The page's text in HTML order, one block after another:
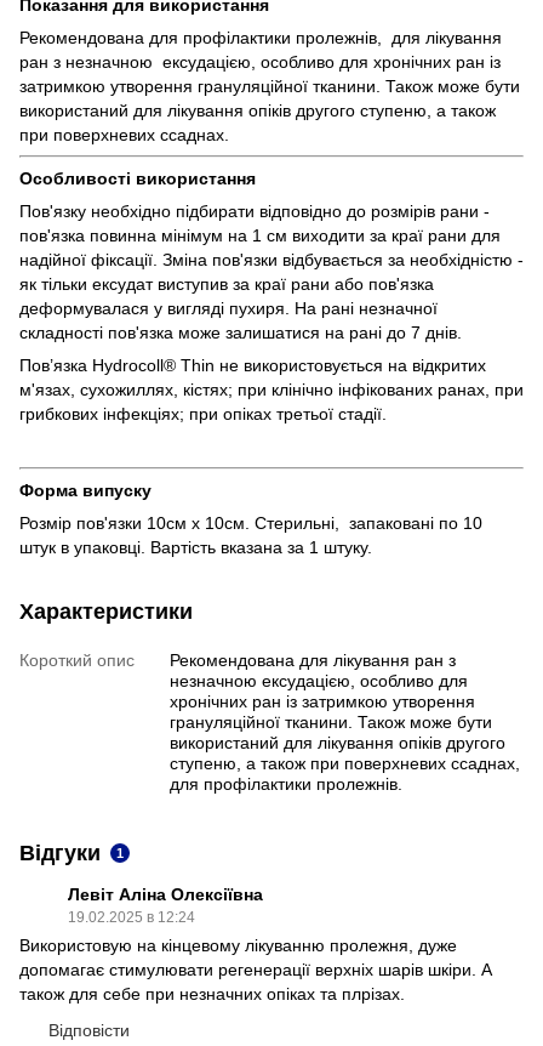
Показання для використання
Рекомендована для профілактики пролежнів, для лікування
ран з незначною ексудацією, особливо для хронічних ран із
затримкою утворення грануляційної тканини. Також може бути
використаний для лікування опіків другого ступеню, а також
при поверхневих ссаднах.
Особливості використання
Пов'язку необхідно підбирати відповідно до розмірів рани -
пов'язка повинна мінімум на 1 см виходити за краї рани для
надійної фіксації. Зміна пов'язки відбувається за необхідністю -
як тільки ексудат виступив за краї рани або пов'язка
деформувалася у вигляді пухиря. На рані незначної
складності пов'язка може залишатися на рані до 7 днів.
Пов’язка Hydrocoll® Thin не використовується на відкритих
м'язах, сухожиллях, кістях; при клінічно інфікованих ранах, при
грибкових інфекціях; при опіках третьої стадії.
Форма випуску
Розмір пов'язки 10см х 10см. Стерильні, запаковані по 10
штук в упаковці. Вартість вказана за 1 штуку.
Характеристики
Короткий опис
Рекомендована для лікування ран з
незначною ексудацією, особливо для
хронічних ран із затримкою утворення
грануляційної тканини. Також може бути
використаний для лікування опіків другого
ступеню, а також при поверхневих ссаднах,
для профілактики пролежнів.
Відгуки 1
Левіт Аліна Олексіївна
19.02.2025 в 12:24
Використовую на кінцевому лікуванню пролежня, дуже
допомагає стимулювати регенерації верхніх шарів шкіри. А
також для себе при незначних опіках та плрізах.
Відповісти